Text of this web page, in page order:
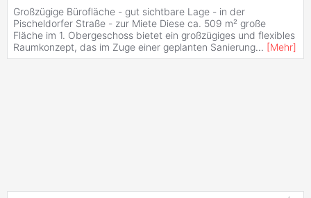
Großzügige Bürofläche - gut sichtbare Lage - in der
Pischeldorfer Straße - zur Miete Diese ca. 509 m² große
Fläche im 1. Obergeschoss bietet ein großzügiges und flexibles
Raumkonzept, das im Zuge einer geplanten Sanierung... [Mehr]